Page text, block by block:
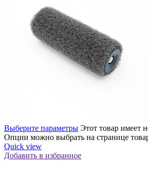
Выберите параметры Этот товар имеет
Опции можно выбрать на странице
Quick view
Добавить в избранное